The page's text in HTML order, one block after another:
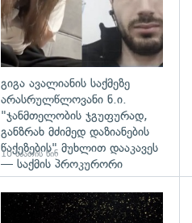
გიგა ავალიანის საქმეზე
არასრულწლოვანი ნ.ი.
"ჯანმთელობის ჯგუფურად,
განზრახ მძიმედ დაზიანების
წაქეზების" მუხლით დააკავეს
— საქმის პროკურორი
10 საათის წინ